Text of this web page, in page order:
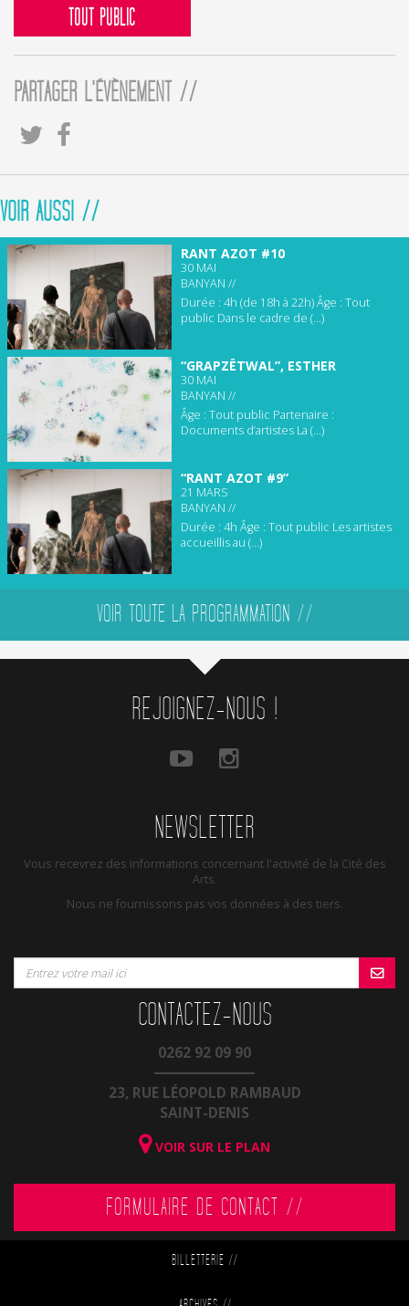
TOUT PUBLIC
PARTAGER L'ÉVÈNEMENT //
VOIR AUSSI //
RANT AZOT #10
30 MAI
BANYAN //
Durée : 4h (de 18h à 22h) Âge : Tout
public Dans le cadre de (...)
“GRAPZËTWAL”, ESTHER
30 MAI
BANYAN //
Âge : Tout public Partenaire :
Documents d’artistes La (...)
“RANT AZOT #9”
21 MARS
BANYAN //
Durée : 4h Âge : Tout public Les artistes
accueillis au (...)
VOIR TOUTE LA PROGRAMMATION //
REJOIGNEZ-NOUS !
NEWSLETTER
Vous recevrez des informations concernant l'activité de la Cité des
Arts.
Nous ne fournissons pas vos données à des tiers.
CONTACTEZ-NOUS
0262 92 09 90
23, RUE LÉOPOLD RAMBAUD
SAINT-DENIS
VOIR SUR LE PLAN
FORMULAIRE DE CONTACT //
BILLETTERIE //